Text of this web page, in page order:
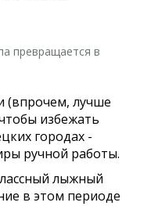
превращается в
(впрочем, лучше
избежать
городах -
ручной работы.
лыжный
в этом периоде